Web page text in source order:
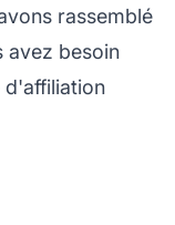
rassemblé
avez besoin
d'affiliation